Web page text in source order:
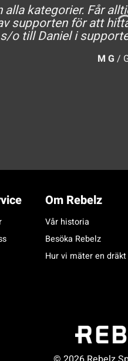
alla kategorier. Får
supporten för att
o till Daniel i
M G /
Om Rebelz
Vår historia
Besöka Rebelz
Hur vi mäter en dräkt